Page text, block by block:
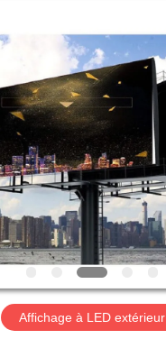
Affichage à LED extérieur